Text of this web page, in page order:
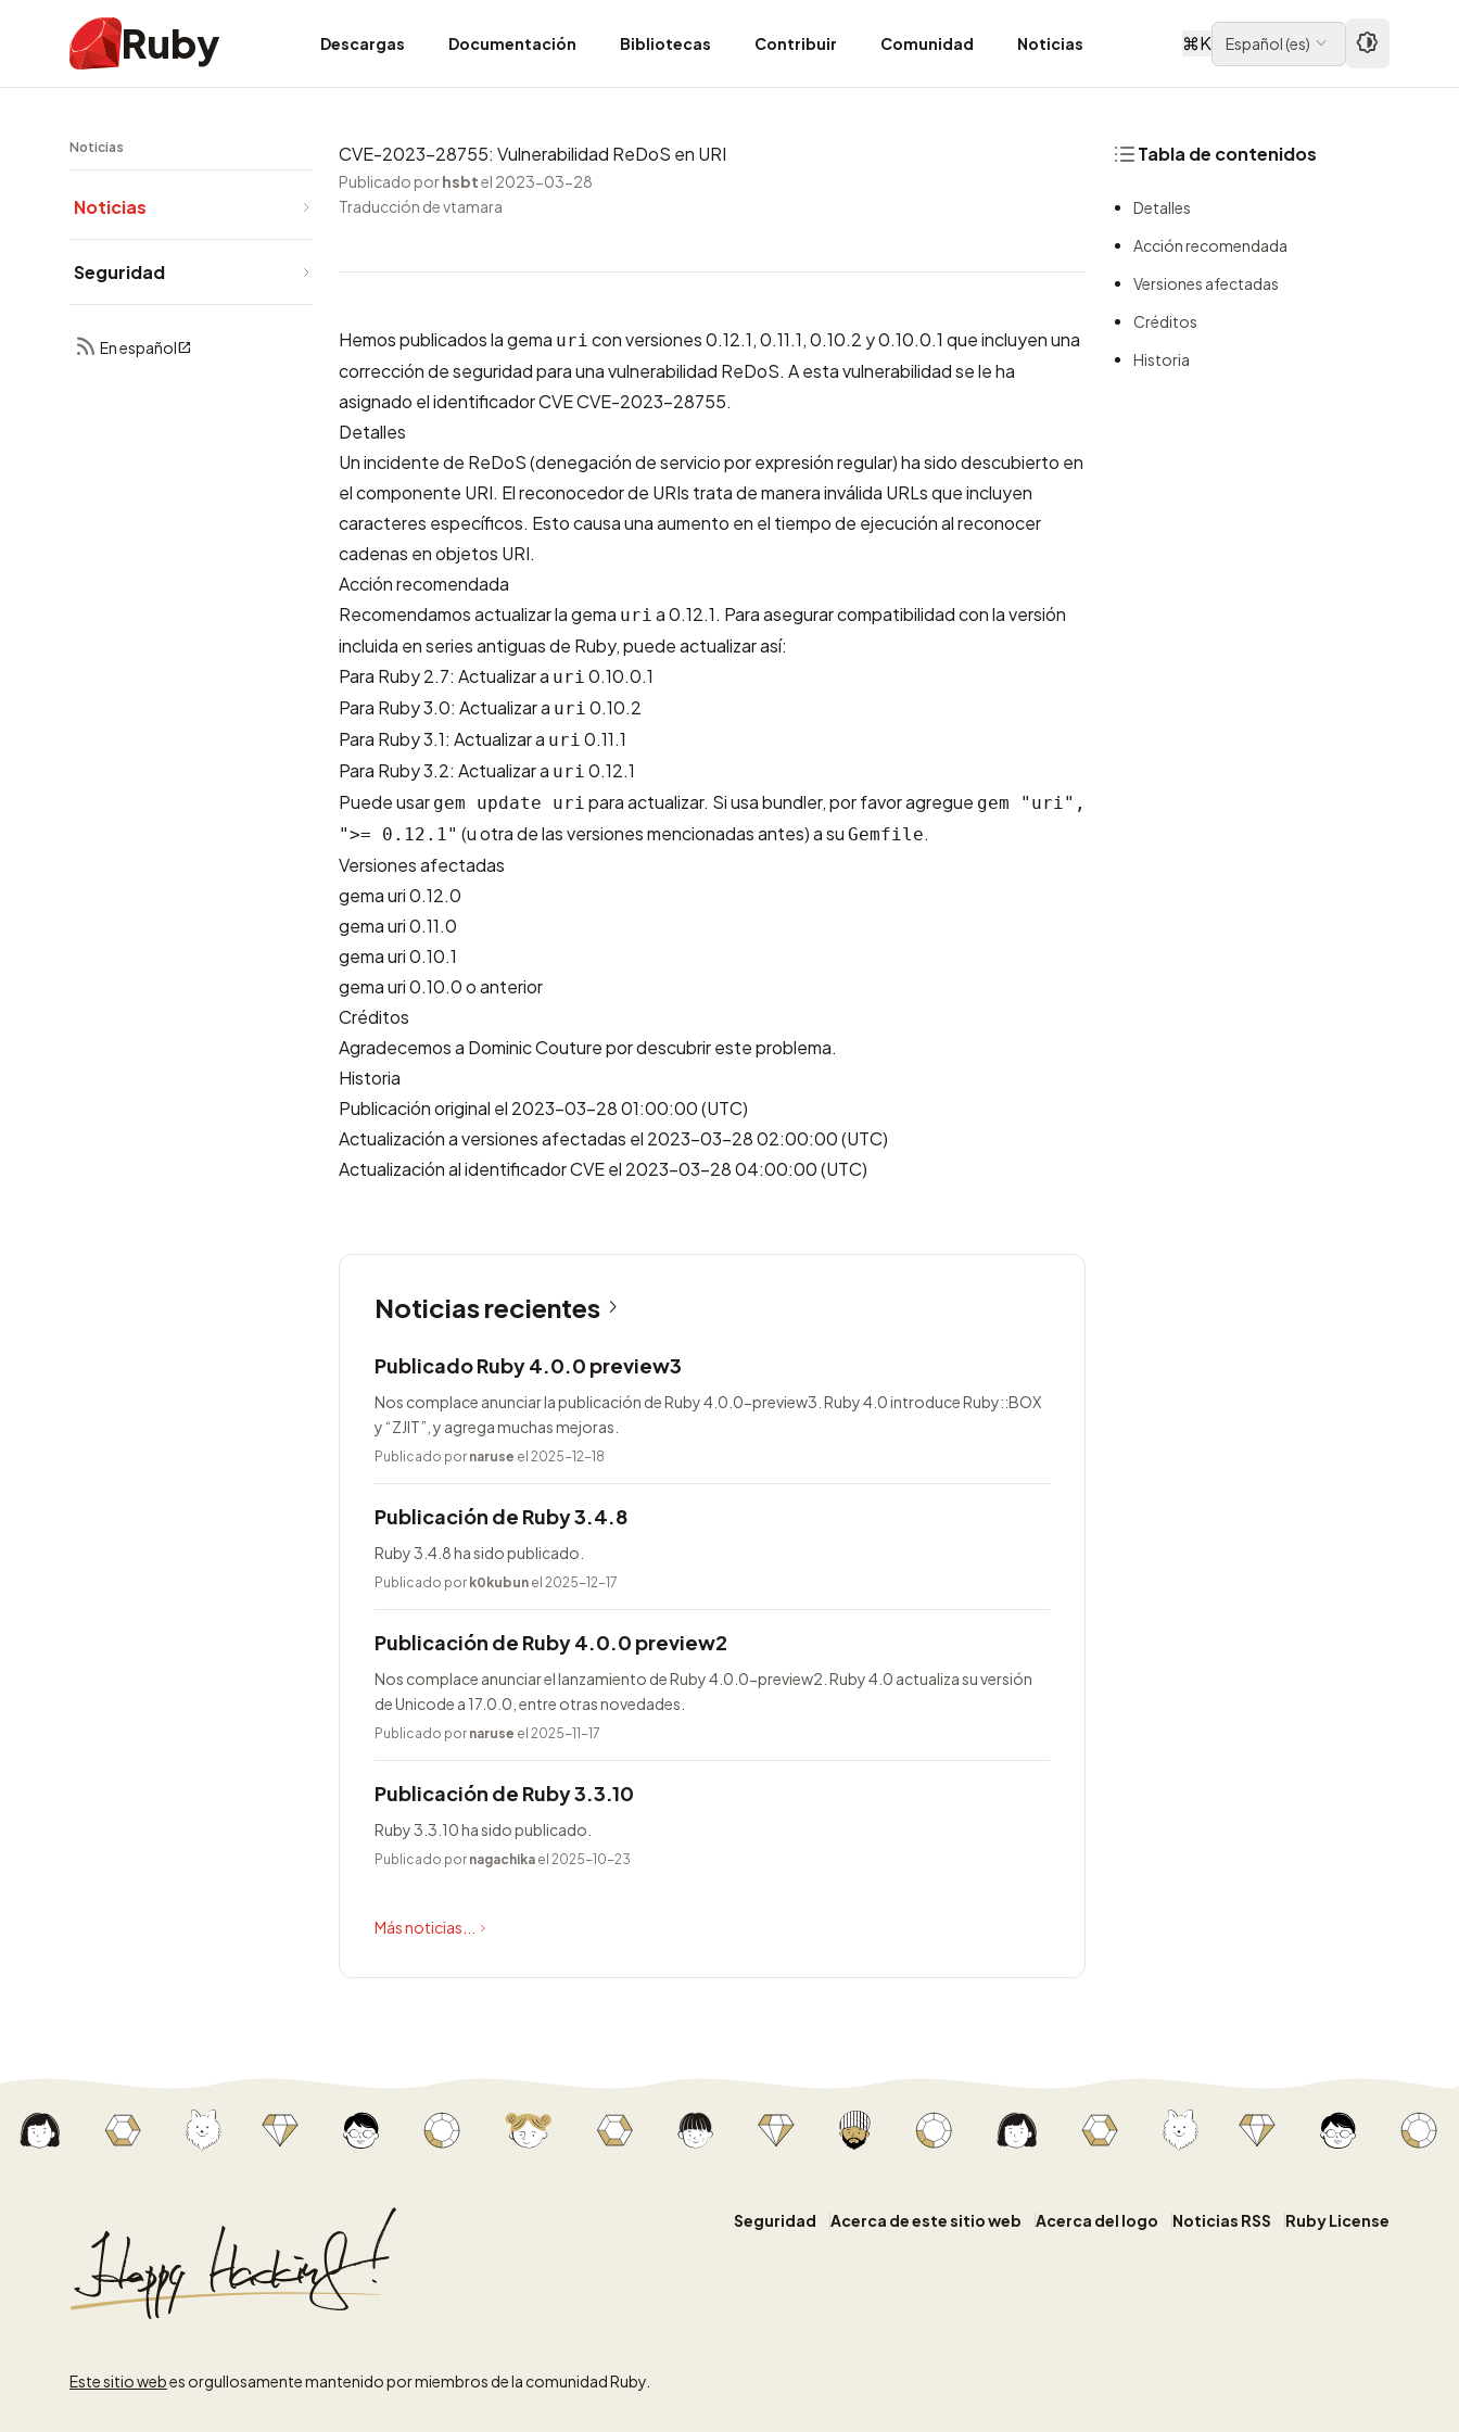
Ruby Descargas Documentación Bibliotecas Contribuir Comunidad Noticias ⌘K Español(es)
Noticias
Noticias
Seguridad
En español
CVE-2023-28755: Vulnerabilidad ReDoS en URI
Publicado porhsbtel 2023-03-28
Traducción de vtamara
Hemos publicados la gema uri con versiones 0.12.1, 0.11.1, 0.10.2 y 0.10.0.1 que incluyen una
corrección de seguridad para una vulnerabilidad ReDoS. A esta vulnerabilidad se le ha
asignado el identificador CVECVE-2023-28755.
Detalles
Un incidente de ReDoS (denegación de servicio por expresión regular) ha sido descubierto en
el componente URI. El reconocedor de URIs trata de manera inválida URLs que incluyen
caracteres específicos. Esto causa una aumento en el tiempo de ejecución al reconocer
cadenas en objetos URI.
Acción recomendada
Recomendamos actualizar la gema uri a 0.12.1. Para asegurar compatibilidad con la versión
incluida en series antiguas de Ruby, puede actualizar así:
Para Ruby 2.7: Actualizar a uri 0.10.0.1
Para Ruby 3.0: Actualizar a uri 0.10.2
Para Ruby 3.1: Actualizar a uri 0.11.1
Para Ruby 3.2: Actualizar a uri 0.12.1
Puede usar gem update uri para actualizar. Si usa bundler, por favor agregue gem "uri",
">= 0.12.1" (u otra de las versiones mencionadas antes) a su Gemfile.
Versiones afectadas
gema uri 0.12.0
gema uri 0.11.0
gema uri 0.10.1
gema uri 0.10.0 o anterior
Créditos
Agradecemos a Dominic Couturepor descubrir este problema.
Historia
Publicación original el 2023-03-28 01:00:00 (UTC)
Actualización a versiones afectadas el 2023-03-28 02:00:00 (UTC)
Actualización al identificador CVE el 2023-03-28 04:00:00 (UTC)
Noticias recientes
Publicado Ruby 4.0.0 preview3
Nos complace anunciar la publicación de Ruby 4.0.0-preview3. Ruby 4.0 introduce Ruby::BOX
y “ZJIT”, y agrega muchas mejoras.
Publicado por naruse el 2025-12-18
Publicación de Ruby 3.4.8
Ruby 3.4.8 ha sido publicado.
Publicado por k0kubun el 2025-12-17
Publicación de Ruby 4.0.0 preview2
Nos complace anunciar el lanzamiento de Ruby 4.0.0-preview2. Ruby 4.0 actualiza su versión
de Unicode a 17.0.0, entre otras novedades.
Publicado por naruse el 2025-11-17
Publicación de Ruby 3.3.10
Ruby 3.3.10 ha sido publicado.
Publicado por nagachika el 2025-10-23
Más noticias...
Tabla de contenidos
Detalles
Acción recomendada
Versiones afectadas
Créditos
Historia
Seguridad Acerca de este sitio web Acerca del logo Noticias RSS Ruby License
Este sitio webes orgullosamente mantenido por miembros de la comunidad Ruby.